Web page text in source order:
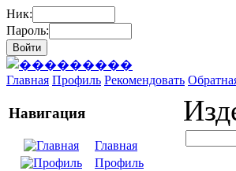
Ник:
Пароль:
Главная Профиль Рекомендовать
Навигация
Главная
Профиль